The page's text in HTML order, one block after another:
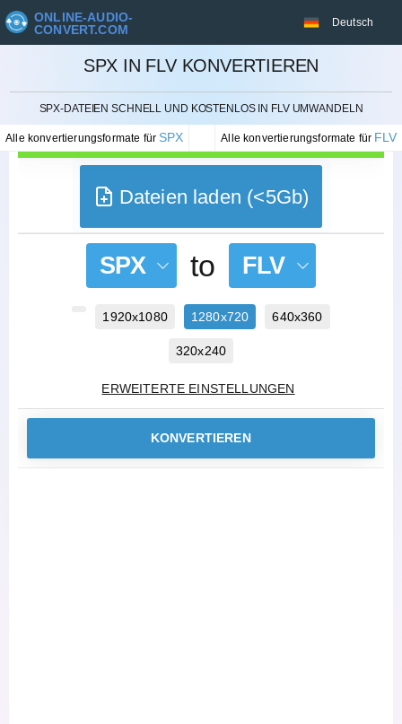
ONLINE-AUDIO-
CONVERT.COM
Deutsch
SPX IN FLV KONVERTIEREN
SPX-DATEIEN SCHNELL UND KOSTENLOS IN FLV UMWANDELN
Alle konvertierungsformate für SPX Alle konvertierungsformate für FLV
STORNIEREN
Dateien laden (<5Gb)
SPX to FLV
1920x1080 1280x720 640x360
320x240
ERWEITERTE EINSTELLUNGEN
KONVERTIEREN